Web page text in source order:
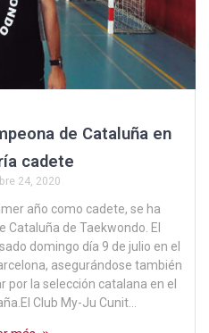
de Cataluña en
cadete
24, 2020
año como cadete, se ha
de Taekwondo. El
domingo día 9 de julio en el
asegurándose también
por la selección catalana en el
Club My-Ju Cunit…